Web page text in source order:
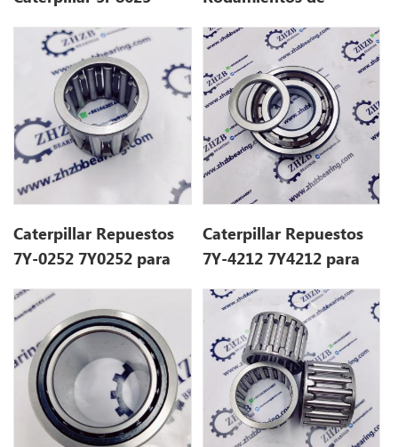
3484 6Y3484 para 785
Caterpillar Repuestos
7Y-0252 7Y0252 para
Caterpillar Repuestos
7Y-4212 7Y4212 para